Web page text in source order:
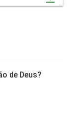
de Deus?